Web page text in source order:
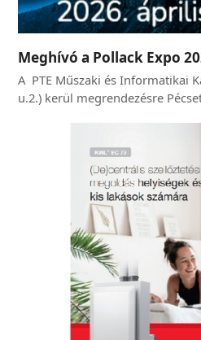
Meghívó a Pollack Expo
A PTE Műszaki és Informatikai
u.2.) kerül megrendezésre